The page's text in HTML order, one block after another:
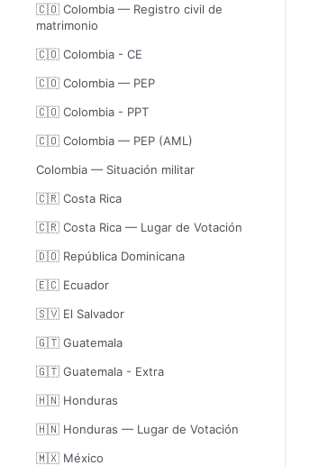
🇨🇴 Colombia — Registro civil de
matrimonio
🇨🇴 Colombia - CE
🇨🇴 Colombia — PEP
🇨🇴 Colombia - PPT
🇨🇴 Colombia — PEP (AML)
Colombia — Situación militar
🇨🇷 Costa Rica
🇨🇷 Costa Rica — Lugar de Votación
🇩🇴 República Dominicana
🇪🇨 Ecuador
🇸🇻 El Salvador
🇬🇹 Guatemala
🇬🇹 Guatemala - Extra
🇭🇳 Honduras
🇭🇳 Honduras — Lugar de Votación
🇲🇽 México